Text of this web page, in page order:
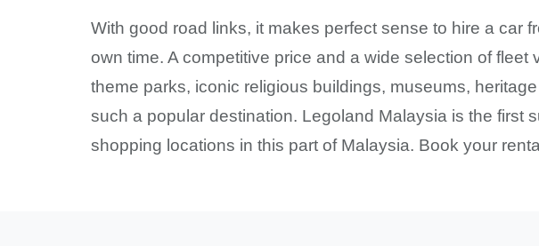
With good road links, it makes perfect sense to hire a car
own time. A competitive price and a wide selection of
theme parks, iconic religious buildings, museums,
such a popular destination. Legoland Malaysia is the first
shopping locations in this part of Malaysia. Book your